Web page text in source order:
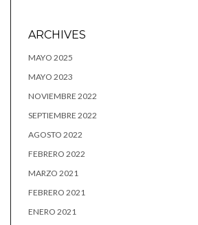
ARCHIVES
MAYO 2025
MAYO 2023
NOVIEMBRE 2022
SEPTIEMBRE 2022
AGOSTO 2022
FEBRERO 2022
MARZO 2021
FEBRERO 2021
ENERO 2021